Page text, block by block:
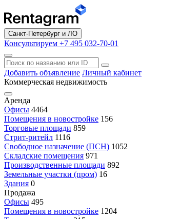
Санкт-Петербург и ЛО
Консультируем +7 495 032-70-01
Добавить объявление Личный кабинет
Коммерческая недвижимость
Аренда
Офисы 4464
Помещения в новостройке 156
Торговые площади 859
Стрит-ритейл 1116
Свободное назначение (ПСН) 1052
Складские помещения 971
Производственные площади 892
Земельные участки (пром) 16
Здания 0
Продажа
Офисы 495
Помещения в новостройке 1204